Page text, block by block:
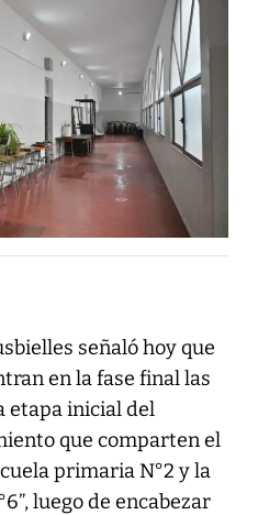
señaló hoy que
en la fase final las
etapa inicial del
que comparten el
primaria N°2 y la
luego de encabezar